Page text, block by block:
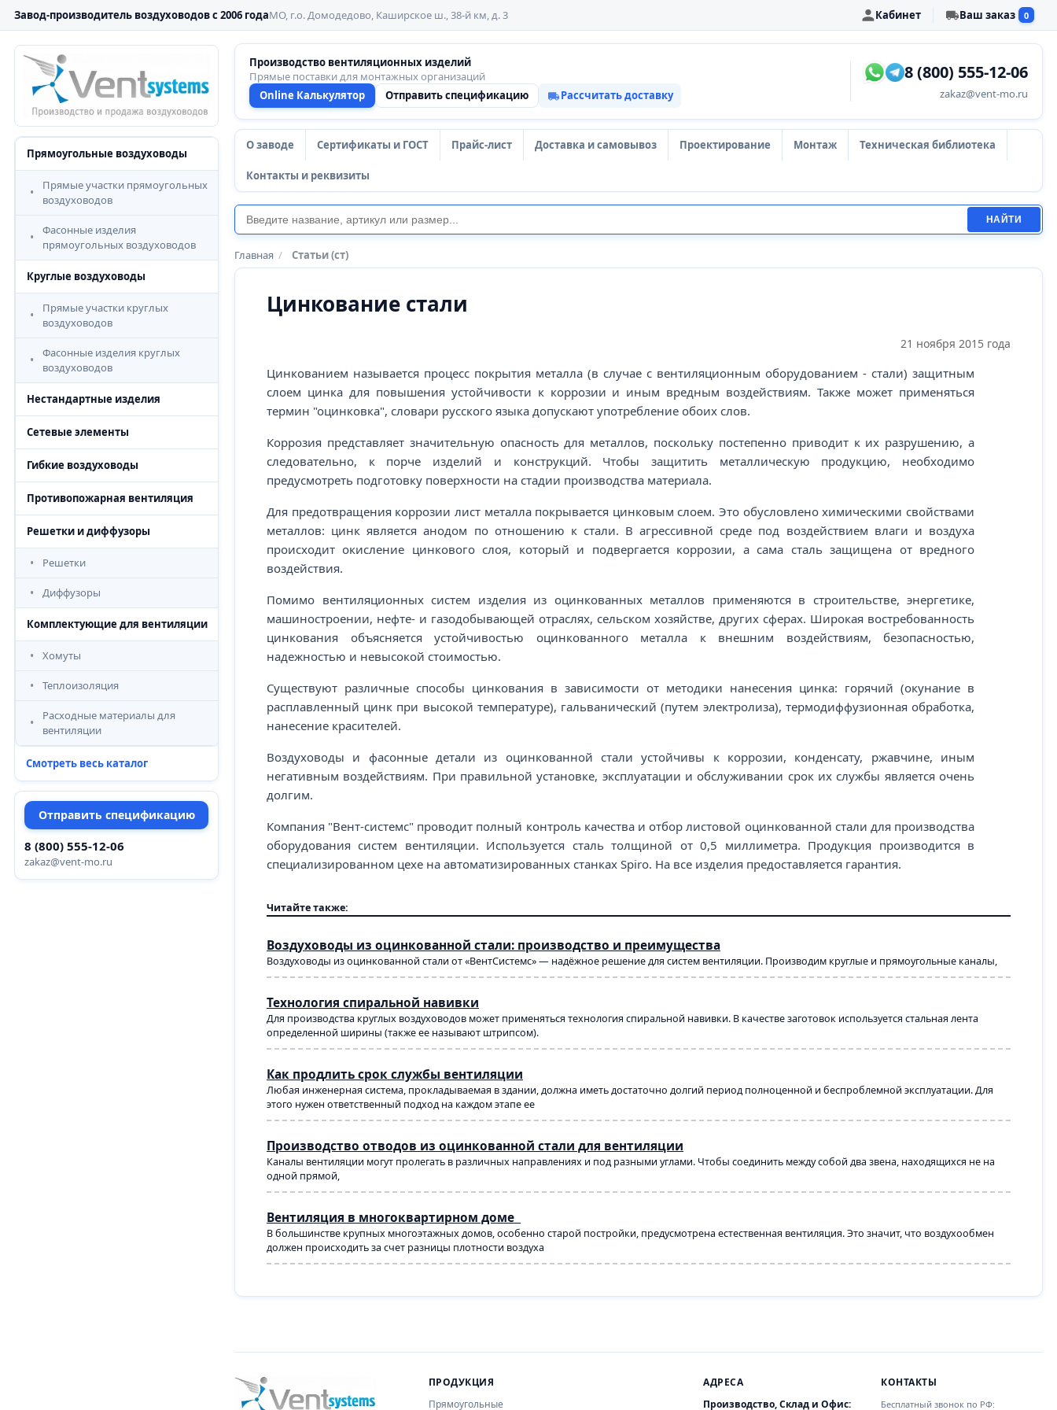
Завод-производитель воздуховодов с 2006 годаМО, г.о. Домодедово, Каширское ш., 38-й км, д. 3 Кабинет Ваш заказ 0
Прямоугольные воздуховоды
Прямые участки прямоугольных
воздуховодов
Фасонные изделия
прямоугольных воздуховодов
Круглые воздуховоды
Прямые участки круглых
воздуховодов
Фасонные изделия круглых
воздуховодов
Нестандартные изделия
Сетевые элементы
Гибкие воздуховоды
Противопожарная вентиляция
Решетки и диффузоры
Решетки
Диффузоры
Комплектующие для вентиляции
Хомуты
Теплоизоляция
Расходные материалы для
вентиляции
Смотреть весь каталог
Отправить спецификацию
8 (800) 555-12-06
zakaz@vent-mo.ru
Производство вентиляционных изделий
Прямые поставки для монтажных организаций
Online Калькулятор
Отправить спецификацию Рассчитать доставку
8 (800) 555-12-06
zakaz@vent-mo.ru
О заводе Сертификаты и ГОСТ Прайс-лист Доставка и самовывоз Проектирование Монтаж Техническая библиотека
Контакты и реквизиты
НАЙТИ
Главная / Статьи (ст)
Цинкование стали
21 ноября 2015 года
Цинкованием называется процесс покрытия металла (в случае с вентиляционным оборудованием - стали) защитным
слоем цинка для повышения устойчивости к коррозии и иным вредным воздействиям. Также может применяться
термин "оцинковка", словари русского языка допускают употребление обоих слов.
Коррозия представляет значительную опасность для металлов, поскольку постепенно приводит к их разрушению, а
следовательно, к порче изделий и конструкций. Чтобы защитить металлическую продукцию, необходимо
предусмотреть подготовку поверхности на стадии производства материала.
Для предотвращения коррозии лист металла покрывается цинковым слоем. Это обусловлено химическими свойствами
металлов: цинк является анодом по отношению к стали. В агрессивной среде под воздействием влаги и воздуха
происходит окисление цинкового слоя, который и подвергается коррозии, а сама сталь защищена от вредного
воздействия.
Помимо вентиляционных систем изделия из оцинкованных металлов применяются в строительстве, энергетике,
машиностроении, нефте- и газодобывающей отраслях, сельском хозяйстве, других сферах. Широкая востребованность
цинкования объясняется устойчивостью оцинкованного металла к внешним воздействиям, безопасностью,
надежностью и невысокой стоимостью.
Существуют различные способы цинкования в зависимости от методики нанесения цинка: горячий (окунание в
расплавленный цинк при высокой температуре), гальванический (путем электролиза), термодиффузионная обработка,
нанесение красителей.
Воздуховоды и фасонные детали из оцинкованной стали устойчивы к коррозии, конденсату, ржавчине, иным
негативным воздействиям. При правильной установке, эксплуатации и обслуживании срок их службы является очень
долгим.
Компания "Вент-системс" проводит полный контроль качества и отбор листовой оцинкованной стали для производства
оборудования систем вентиляции. Используется сталь толщиной от 0,5 миллиметра. Продукция производится в
специализированном цехе на автоматизированных станках Spiro. На все изделия предоставляется гарантия.
Читайте также:
Воздуховоды из оцинкованной стали: производство и преимущества
Воздуховоды из оцинкованной стали от «ВентСистемс» — надёжное решение для систем вентиляции. Производим круглые и прямоугольные каналы,
Технология спиральной навивки
Для производства круглых воздуховодов может применяться технология спиральной навивки. В качестве заготовок используется стальная лента
определенной ширины (также ее называют штрипсом).
Как продлить срок службы вентиляции
Любая инженерная система, прокладываемая в здании, должна иметь достаточно долгий период полноценной и беспроблемной эксплуатации. Для
этого нужен ответственный подход на каждом этапе ее
Производство отводов из оцинкованной стали для вентиляции
Каналы вентиляции могут пролегать в различных направлениях и под разными углами. Чтобы соединить между собой два звена, находящихся не на
одной прямой,
Вентиляция в многоквартирном доме
В большинстве крупных многоэтажных домов, особенно старой постройки, предусмотрена естественная вентиляция. Это значит, что воздухообмен
должен происходить за счет разницы плотности воздуха
ПРОДУКЦИЯ
Прямоугольные
АДРЕСА
Производство, Склад и Офис:
КОНТАКТЫ
Бесплатный звонок по РФ: